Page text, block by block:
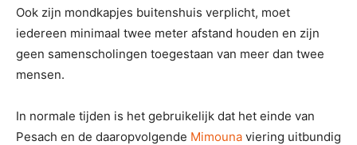
Ook zijn mondkapjes buitenshuis verplicht, moet
iedereen minimaal twee meter afstand houden en zijn
geen samenscholingen toegestaan van meer dan twee
mensen.
In normale tijden is het gebruikelijk dat het einde van
Pesach en de daaropvolgende Mimouna viering uitbundig